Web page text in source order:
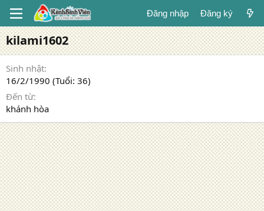
Đăng nhập Đăng ký
kilami1602
Sinh nhật
16/2/1990 (Tuổi: 36)
Đến từ
khánh hòa